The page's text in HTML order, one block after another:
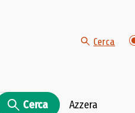
Cerca
Cerca Azzera